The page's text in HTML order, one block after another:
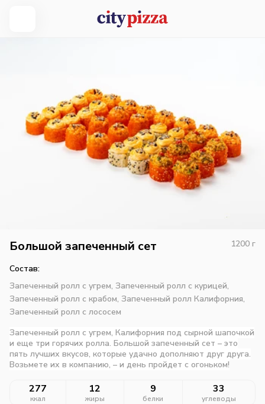
Большой запеченный сет 1200 г
Состав:
Запеченный ролл с угрем, Запеченный ролл с курицей,
Запеченный ролл с крабом, Запеченный ролл Калифорния,
Запеченный ролл с лососем
Запеченный ролл с угрем, Калифорния под сырной шапочкой
и еще три горячих ролла. Большой запеченный сет – это
пять лучших вкусов, которые удачно дополняют друг друга.
Возьмете их в компанию, – и день пройдет с огоньком!
277
ккал
12
жиры
9
белки
33
углеводы